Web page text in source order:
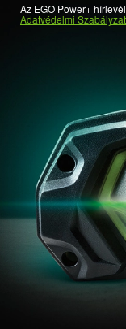
Az EGO Power+
Adatvédelmi